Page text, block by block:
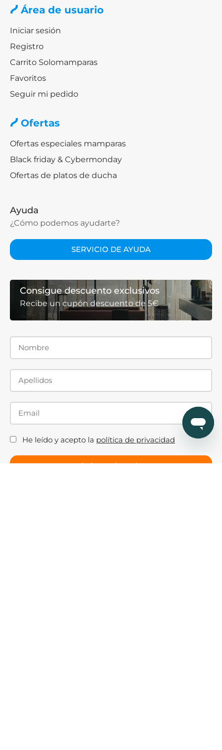
Área de usuario
Iniciar sesión
Registro
Carrito Solomamparas
Favoritos
Seguir mi pedido
Ofertas
Ofertas especiales mamparas
Black friday & Cybermonday
Ofertas de platos de ducha
Ayuda
¿Cómo podemos ayudarte?
SERVICIO DE AYUDA
Consigue descuento exclusivos
Recibe un cupón descuento de 5€
He leído y acepto la política de privacidad